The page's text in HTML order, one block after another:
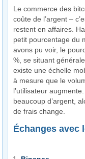
Le commerce des
coûte de l’argent –
restent en affaires.
petit pourcentage du
avons pu voir, le
%, se situant
existe une échelle
à mesure que le
l’utilisateur
beaucoup d’argent,
de frais change.
Échanges avec